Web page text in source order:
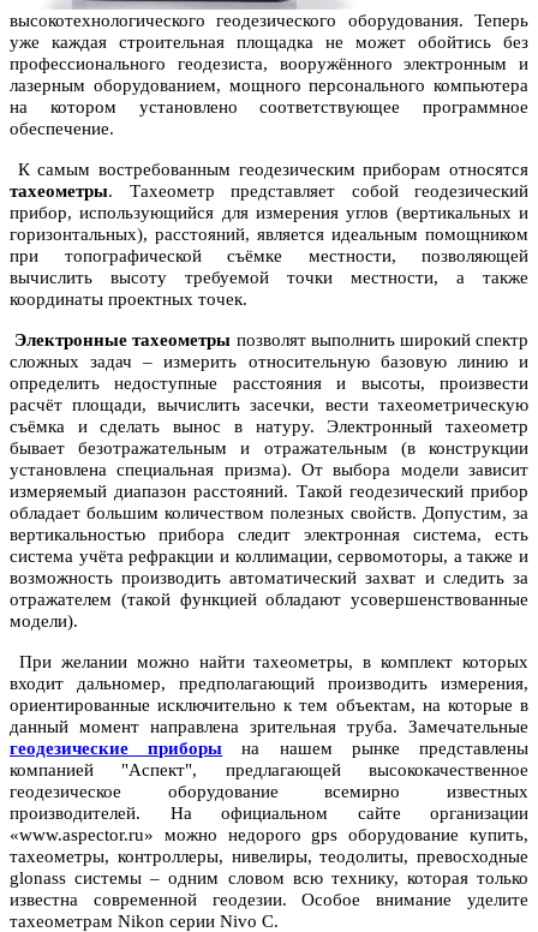
высокотехнологического геодезического оборудования. Теперь
уже каждая строительная площадка не может обойтись без
профессионального геодезиста, вооружённого электронным и
лазерным оборудованием, мощного персонального компьютера
на котором установлено соответствующее программное
обеспечение.
К самым востребованным геодезическим приборам относятся
тахеометры. Тахеометр представляет собой геодезический
прибор, использующийся для измерения углов (вертикальных и
горизонтальных), расстояний, является идеальным помощником
при топографической съёмке местности, позволяющей
вычислить высоту требуемой точки местности, а также
координаты проектных точек.
Электронные тахеометры позволят выполнить широкий спектр
сложных задач – измерить относительную базовую линию и
определить недоступные расстояния и высоты, произвести
расчёт площади, вычислить засечки, вести тахеометрическую
съёмка и сделать вынос в натуру. Электронный тахеометр
бывает безотражательным и отражательным (в конструкции
установлена специальная призма). От выбора модели зависит
измеряемый диапазон расстояний. Такой геодезический прибор
обладает большим количеством полезных свойств. Допустим, за
вертикальностью прибора следит электронная система, есть
система учёта рефракции и коллимации, сервомоторы, а также и
возможность производить автоматический захват и следить за
отражателем (такой функцией обладают усовершенствованные
модели).
При желании можно найти тахеометры, в комплект которых
входит дальномер, предполагающий производить измерения,
ориентированные исключительно к тем объектам, на которые в
данный момент направлена зрительная труба. Замечательные
геодезические приборы на нашем рынке представлены
компанией "Аспект", предлагающей высококачественное
геодезическое оборудование всемирно известных
производителей. На официальном сайте организации
«www.aspector.ru» можно недорого gps оборудование купить,
тахеометры, контроллеры, нивелиры, теодолиты, превосходные
glonass системы – одним словом всю технику, которая только
известна современной геодезии. Особое внимание уделите
тахеометрам Nikon серии Nivo C.